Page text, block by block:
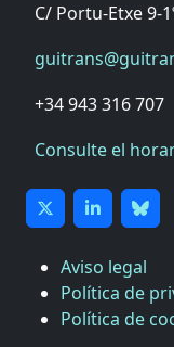
C/ Portu-Etxe 9-
+34 943 316 707
Consulte el
Aviso legal
Política de
Política de